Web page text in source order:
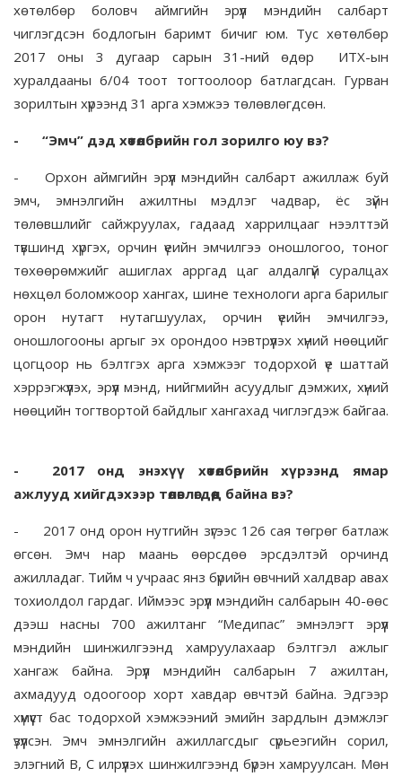
хөтөлбөр боловч аймгийн эрүүл мэндийн салбарт
чиглэгдсэн бодлогын баримт бичиг юм. Тус хөтөлбөр
2017 оны 3 дугаар сарын 31-ний өдөр ИТХ-ын
хуралдааны 6/04 тоот тогтоолоор батлагдсан. Гурван
зорилтын хүрээнд 31 арга хэмжээ төлөвлөгдсөн.
- “Эмч” дэд хөтөлбөрийн гол зорилго юу вэ?
-
Орхон аймгийн эрүүл мэндийн салбарт ажиллаж буй
эмч, эмнэлгийн ажилтны мэдлэг чадвар, ёс зүйн
төлөвшлийг сайжруулах, гадаад харрилцааг нээлттэй
түвшинд хүргэх, орчин үеийн эмчилгээ оношлогоо, тоног
төхөөрөмжийг ашиглах арргад цаг алдалгүй суралцах
нөхцөл боломжоор хангах, шине технологи арга барилыг
орон нутагт нутагшуулах, орчин үеийн эмчилгээ,
оношлогооны аргыг эх орондоо нэвтрүүлэх хүний нөөцийг
цогцоор нь бэлтгэх арга хэмжээг тодорхой үе шаттай
хэррэгжүүлэх, эрүүл мэнд, нийгмийн асуудлыг дэмжих, хүний
нөөцийн тогтвортой байдлыг хангахад чиглэгдэж байгаа.
-
2017 онд энэхүү хөтөлбөрийн хүрээнд ямар
ажлууд хийгдэхээр төлөвлөгдөөд байна вэ?
-
2017 онд орон нутгийн зүгээс 126 сая төгрөг батлаж
өгсөн. Эмч нар маань өөрсдөө эрсдэлтэй орчинд
ажилладаг. Тийм ч учраас янз бүрийн өвчний халдвар авах
тохиолдол гардаг. Иймээс эрүүл мэндийн салбарын 40-өөс
дээш насны 700 ажилтанг “Медипас” эмнэлэгт эрүүл
мэндийн шинжилгээнд хамруулахаар бэлтгэл ажлыг
хангаж байна. Эрүүл мэндийн салбарын 7 ажилтан,
ахмадууд одоогоор хорт хавдар өвчтэй байна. Эдгээр
хүмүүст бас тодорхой хэмжээний эмийн зардлын дэмжлэг
үзүүлсэн. Эмч эмнэлгийн ажиллагсдыг сүрьеэгийн сорил,
элэгний B, C илрүүлэх шинжилгээнд бүрэн хамруулсан. Мөн